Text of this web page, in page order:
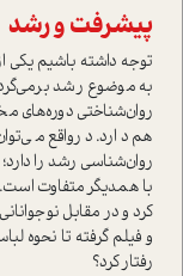
پيشرفت و رشد
توجه داشته باشيم يكي
به موضوع رشد
روان‌شناختي دوره‌هاي
هم دارد. درواقع
روان‌شناسي رشد‌‌ را
با همديگر متفاوت است.
كرد و در مقابل
و فيلم گرفته تا نحوه
رفتار كرد؟